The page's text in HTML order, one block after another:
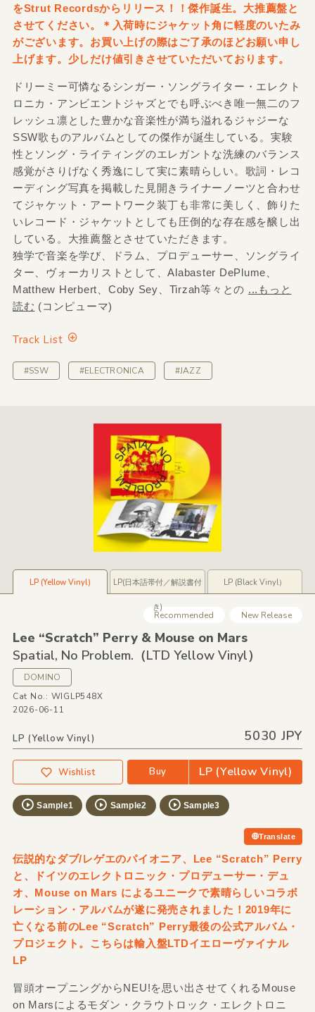
をStrut Recordsからリリース！！傑作誕生。大推薦盤と
させてください。＊入荷時にジャケット角に軽度のいたみ
がございます。お買い上げの際はご了承のほどお願い申し
上げます。少しだけ値引きさせていただいております。
ドリーミー可憐なるシンガー・ソングライター・エレクト
ロニカ・アンビエントジャズとでも呼ぶべき唯一無二のフ
レッシュ凛とした豊かな音楽性が満ち溢れるジャジーな
SSW歌ものアルバムとしての傑作が誕生している。実験
性とソング・ライティングのエレガントな洗練のバランス
感覚がさりげなく秀逸にして実に素晴らしい。歌詞・レコ
ーディング写真を掲載した見開きライナーノーツと合わせ
てジャケット・アートワーク装丁も非常に美しく、飾りた
いレコード・ジャケットとしても圧倒的な存在感を醸し出
している。大推薦盤とさせていただきます。
独学で音楽を学び、ドラム、プロデューサー、ソングライ
ター、ヴォーカリストとして、Alabaster DePlume、
Matthew Herbert、Coby Sey、Tirzah等々との ...もっと
読む (コンピューマ)
Track List
#SSW #ELECTRONICA #JAZZ
LP (Yellow Vinyl) LP(日本語帯付／解説書付
き)
LP (Black Vinyl）
Recommended New Release
Lee “Scratch” Perry &Mouse on Mars
Spatial, No Problem.（LTD Yellow Vinyl）
DOMINO
Cat No.: WIGLP548X
2026-06-11
LP (Yellow Vinyl) 5030 JPY
Wishlist Buy LP (Yellow Vinyl)
Sample1 Sample2 Sample3
Translate
伝説的なダブ/レゲエのパイオニア、Lee “Scratch” Perry
と、ドイツのエレクトロニック・プロデューサー・デュ
オ、Mouse on Mars によるユニークで素晴らしいコラボ
レーション・アルバムが遂に発売されました！2019年に
亡くなる前のLee “Scratch” Perry最後の公式アルバム・
プロジェクト。こちらは輸入盤LTDイエローヴァイナル
LP
冒頭オープニングからNEU!を思い出させてくれるMouse
on Marsによるモダン・クラウトロック・エレクトロニ